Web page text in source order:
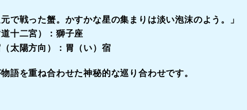
で戦った蟹。かすかな星の集まりは淡い泡沫のよう。
」
十二宮）：獅子座
太陽方向）： 胃（い）宿
語を重ね合わせた神秘的な巡り合わせです。